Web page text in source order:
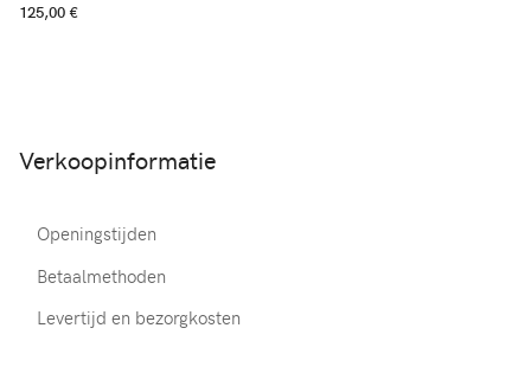
125,00 €
Verkoopinformatie
Openingstijden
Betaalmethoden
Levertijd en bezorgkosten